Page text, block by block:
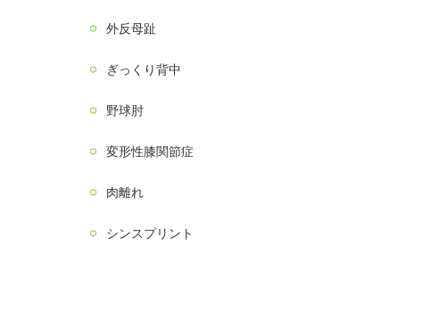
外反母趾
ぎっくり背中
野球肘
変形性膝関節症
肉離れ
シンスプリント